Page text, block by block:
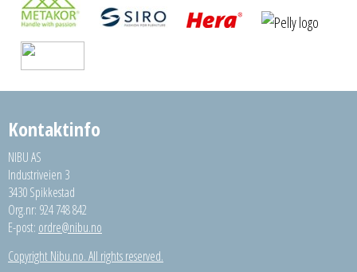
Kontaktinfo
NIBU AS
Industriveien 3
3430 Spikkestad
Org.nr: 924 748 842
E-post: ordre@nibu.no
Copyright Nibu.no. All rights reserved.